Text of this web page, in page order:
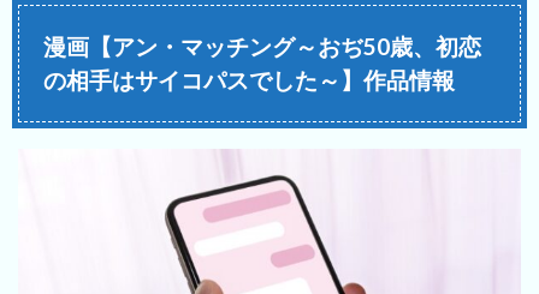
漫画【アン・マッチング～おぢ50歳、初恋
の相手はサイコパスでした～】作品情報